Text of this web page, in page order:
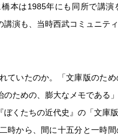
本は1985年にも同所で講演
講演も、当時西武コミュニテ
ていたのか。「文庫版のた
ための、膨大なメモである
くたちの近代史』の「文庫
時から、間に十五分と一時